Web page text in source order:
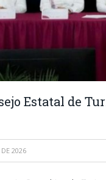
Estatal de
2026